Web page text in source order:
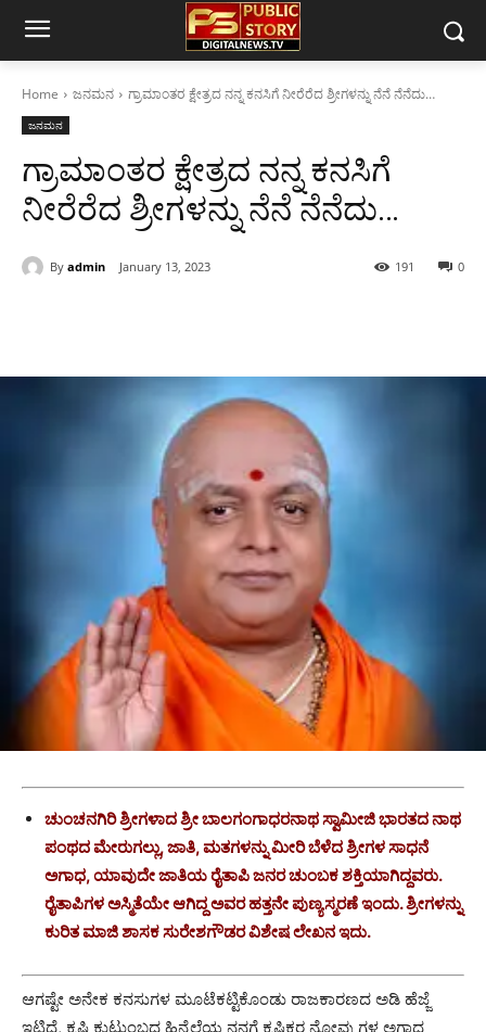
Home ಜನಮನ ಗ್ರಾಮಾಂತರ ಕ್ಷೇತ್ರದ ನನ್ನ ಕನಸಿಗೆ ನೀರೆರೆದ ಶ್ರೀಗಳನ್ನು ನೆನೆ ನೆನೆದು…
ಜನಮನ
ಗ್ರಾಮಾಂತರ ಕ್ಷೇತ್ರದ ನನ್ನ ಕನಸಿಗೆ
ನೀರೆರೆದ ಶ್ರೀಗಳನ್ನು ನೆನೆ ನೆನೆದು…
By admin January 13, 2023 0
191
ಚುಂಚನಗಿರಿ ಶ್ರೀಗಳಾದ ಶ್ರೀ ಬಾಲಗಂಗಾಧರನಾಥ ಸ್ವಾಮೀಜಿ ಭಾರತದ ನಾಥ
ಪಂಥದ ಮೇರುಗಲ್ಲು, ಜಾತಿ, ಮತಗಳನ್ನು ಮೀರಿ ಬೆಳೆದ ಶ್ರೀಗಳ ಸಾಧನೆ
ಅಗಾಧ, ಯಾವುದೇ ಜಾತಿಯ ರೈತಾಪಿ ಜನರ ಚುಂಬಕ ಶಕ್ತಿಯಾಗಿದ್ದವರು.
ರೈತಾಪಿಗಳ ಅಸ್ಮಿತೆಯೇ ಆಗಿದ್ದ ಅವರ ಹತ್ತನೇ ಪುಣ್ಯಸ್ಮರಣೆ ಇಂದು. ಶ್ರೀಗಳನ್ನು
ಕುರಿತ ಮಾಜಿ ಶಾಸಕ ಸುರೇಶಗೌಡರ ವಿಶೇಷ ಲೇಖನ ಇದು.
ಆಗಷ್ಟೇ ಅನೇಕ ಕನಸುಗಳ ಮೂಟೆಕಟ್ಟಿಕೊಂಡು ರಾಜಕಾರಣದ ಅಡಿ ಹೆಜ್ಜೆ
ಇಟ್ಟಿದೆ, ಕೃಷಿ ಕುಟುಂಬದ ಹಿನ್ನೆಲೆಯ ನನಗೆ ಕೃಷಿಕರ ನೋವು ಗಳ ಅಗಾಧ